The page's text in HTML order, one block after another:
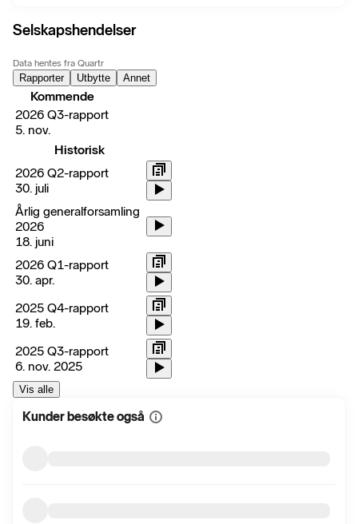
Selskapshendelser
Data hentes fra Quartr
Rapporter Utbytte Annet
Kommende
2026 Q3-rapport
5. nov.
Historisk
2026 Q2-rapport
30. juli
Årlig generalforsamling
2026
18. juni
2026 Q1-rapport
30. apr.
2025 Q4-rapport
19. feb.
2025 Q3-rapport
6. nov. 2025
Vis alle
Kunder besøkte også Vis